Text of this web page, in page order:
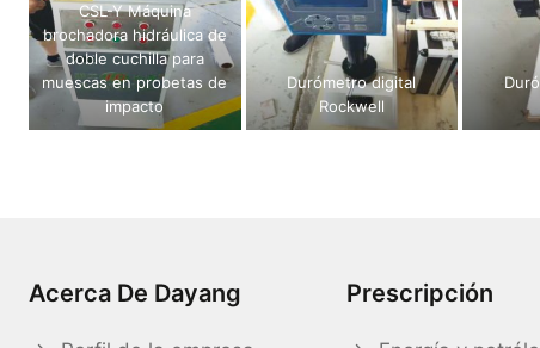
CSL-Y Máquina
brochadora hidráulica de
doble cuchilla para
muescas en probetas de
impacto
Durómetro digital
Rockwell
Acerca De Dayang Prescripción